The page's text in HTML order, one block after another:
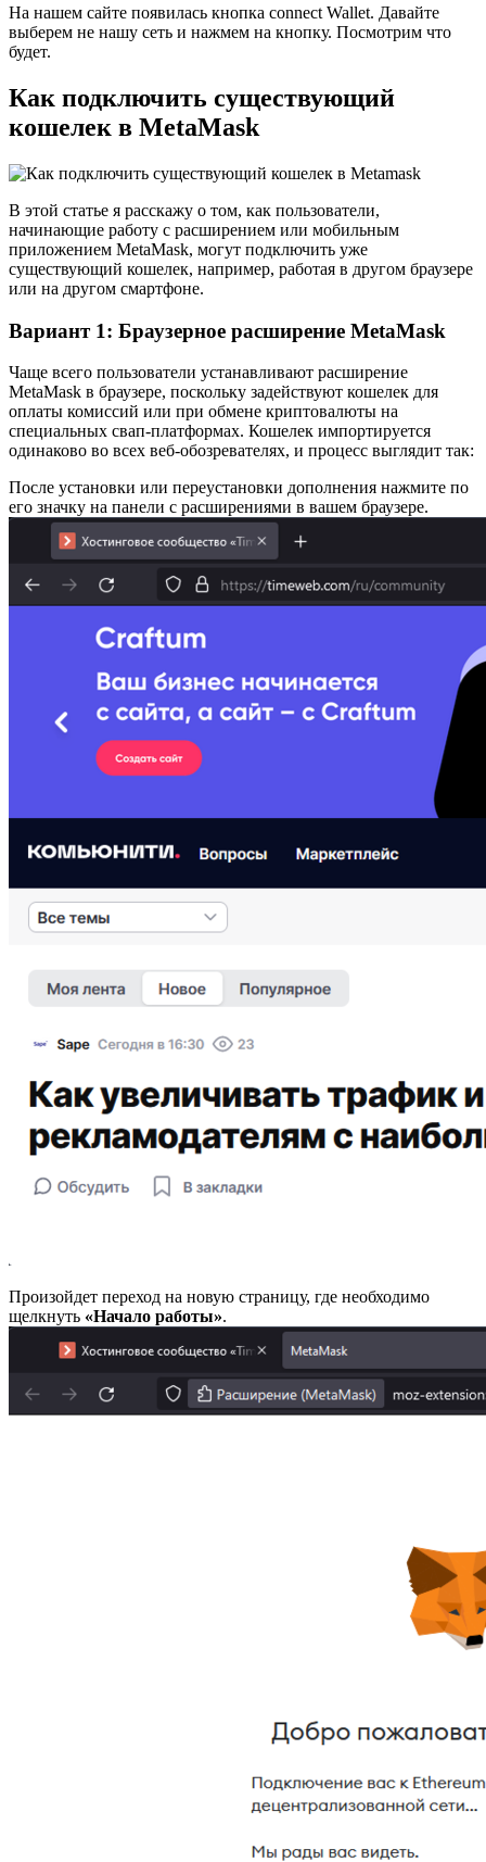
На нашем сайте появилась кнопка connect Wallet. Давайте
выберем не нашу сеть и нажмем на кнопку. Посмотрим что
будет.
Как подключить существующий
кошелек в MetaMask
В этой статье я расскажу о том, как пользователи,
начинающие работу с расширением или мобильным
приложением MetaMask, могут подключить уже
существующий кошелек, например, работая в другом браузере
или на другом смартфоне.
Вариант 1: Браузерное расширение MetaMask
Чаще всего пользователи устанавливают расширение
MetaMask в браузере, поскольку задействуют кошелек для
оплаты комиссий или при обмене криптовалюты на
специальных свап-платформах. Кошелек импортируется
одинаково во всех веб-обозревателях, и процесс выглядит так:
После установки или переустановки дополнения нажмите по
его значку на панели с расширениями в вашем браузере.
Произойдет переход на новую страницу, где необходимо
щелкнуть «Начало работы».